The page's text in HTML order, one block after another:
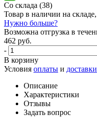
Со склада (38)
Товар в наличии на складе,
Нужно больше?
Возможна отгрузка в
462 руб.
-
В корзину
Условия оплаты и доставки
Описание
Характеристики
Отзывы
Задать вопрос